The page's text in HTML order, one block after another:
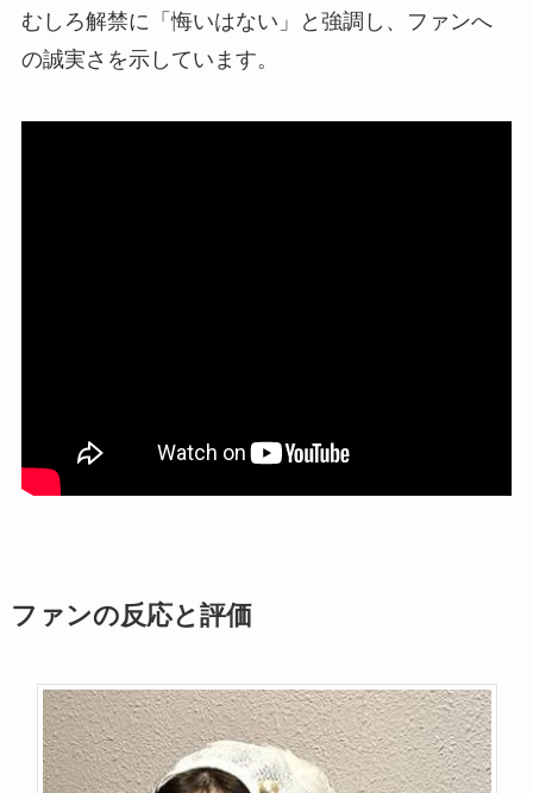
むしろ解禁に「悔いはない」と強調し、ファンへ
の誠実さを示しています。
ファンの反応と評価